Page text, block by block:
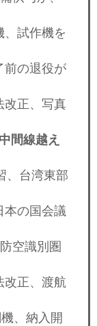
、試作機を
前の退役が
改正、写真
間線越え
、台湾東部
本の国会議
空識別圏
改正、渡航
、納入開